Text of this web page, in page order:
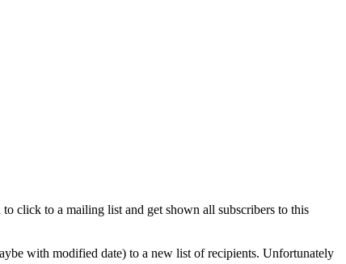
click to a mailing list and get shown all subscribers to this
with modified date) to a new list of recipients. Unfortunately